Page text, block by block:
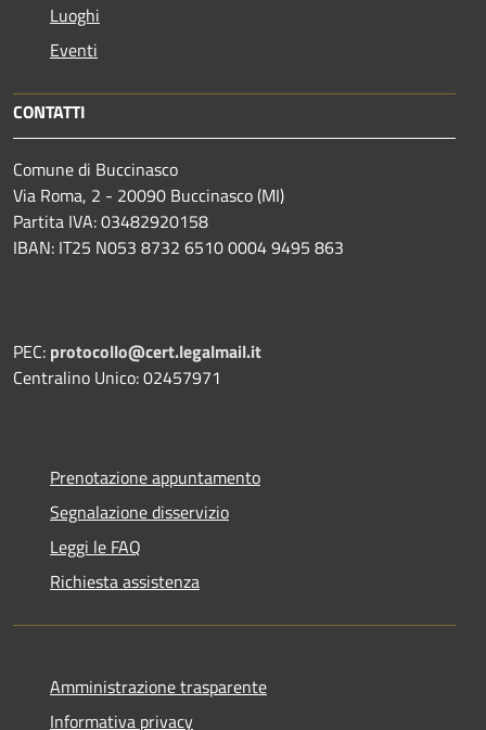
Luoghi
Eventi
CONTATTI
Comune di Buccinasco
Via Roma, 2 - 20090 Buccinasco (MI)
Partita IVA: 03482920158
IBAN: IT25 N053 8732 6510 0004 9495 863
PEC: protocollo@cert.legalmail.it
Centralino Unico: 02457971
Prenotazione appuntamento
Segnalazione disservizio
Leggi le FAQ
Richiesta assistenza
Amministrazione trasparente
Informativa privacy